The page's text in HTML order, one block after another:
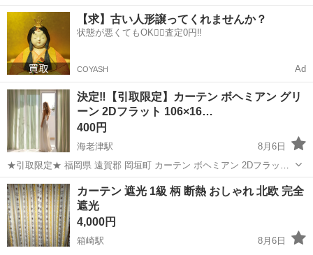
直接受け渡しのみとなります。 福岡薬院駅周辺でのお渡しになりま
す。 恐れ入りますが、取りに来ていただける方のみお願いいたしま
福岡 福岡市 西鉄平尾駅 カーテン、ブラインド
カーテン
【求】古い人形譲ってくれませんか？
状態が悪くてもOK🙆‍♀️査定0円‼️
COYASH Ad
決定‼️【引取限定】カーテン ボヘミアン グリ
ーン 2Dフラット 106×16…
400円
海老津駅
8月6日
★引取限定★ 福岡県 遠賀郡 岡垣町 カーテン ボヘミアン 2Dフラット
2枚組 カラー：ホワイト×グリーン サイズ：106×160cm 42×63インチ
定価：3,600円 生地：濾光性 素材：ポリエステルポンジー/平...
福岡 遠賀郡 海老津駅 カーテン、ブラインド
カーテン 遮光 1級 柄 断熱 おしゃれ 北欧 完全
遮光
4,000円
箱崎駅
8月6日